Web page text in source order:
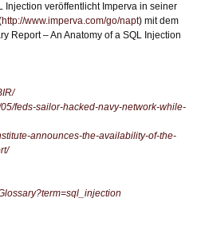
Injection veröffentlicht Imperva in seiner
http://www.imperva.com/go/napt) mit dem
Report – An Anatomy of a SQL Injection
feds-sailor-hacked-navy-network-while-
announces-the-availability-of-the-